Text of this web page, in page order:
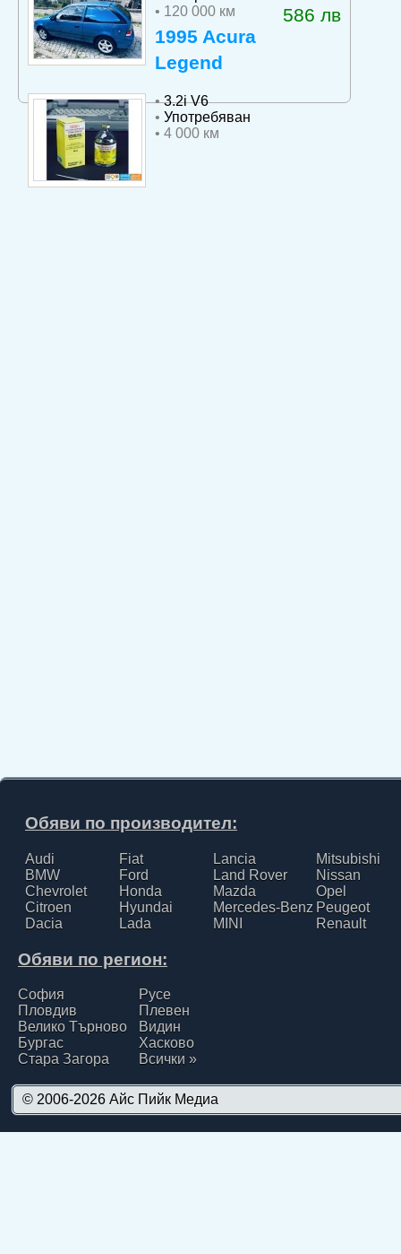
• 120 000 км
586 лв
1995 Acura
Legend
•3.2i V6
• Употребяван
• 4 000 км
Обяви по производител:
Audi
BMW
Chevrolet
Citroen
Dacia
Fiat
Ford
Honda
Hyundai
Lada
Lancia
Land Rover
Mazda
Mercedes-Benz
MINI
Mitsubishi
Nissan
Opel
Peugeot
Renault
Обяви по регион:
София
Пловдив
Велико Търново
Бургас
Стара Загора
Русе
Плевен
Видин
Хасково
Всички »
© 2006-2026 Айс Пийк Медиа